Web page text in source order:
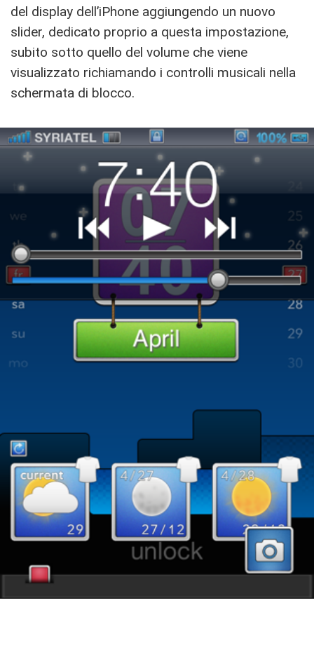
del display dell’iPhone aggiungendo un nuovo
slider, dedicato proprio a questa impostazione,
subito sotto quello del volume che viene
visualizzato richiamando i controlli musicali nella
schermata di blocco.